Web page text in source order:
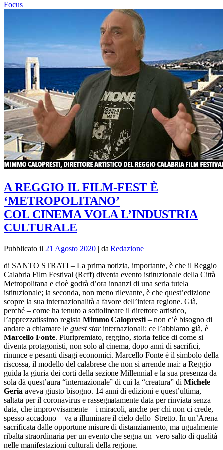
Focus
A REGGIO IL FILM-FEST È
‘METROPOLITANO’
COL CINEMA VOLA L’INDUSTRIA
CULTURALE
Pubblicato il 21 Agosto 2020 | da Redazione
di SANTO STRATI – La prima notizia, importante, è che il Reggio
Calabria Film Festival (Rcff) diventa evento istituzionale della Città
Metropolitana e cioè godrà d’ora innanzi di una seria tutela
istituzionale; la seconda, non meno rilevante, è che quest’edizione
scopre la sua internazionalità a favore dell’intera regione. Già,
perché – come ha tenuto a sottolineare il direttore artistico,
l’apprezzatissimo regista Mimmo Calopresti – non c’è bisogno di
andare a chiamare le guest starinternazionali: ce l’abbiamo già, è
Marcello Fonte. Pluripremiato, reggino, storia felice di come si
diventa protagonisti, non solo al cinema, dopo anni di sacrifici,
rinunce e pesanti disagi economici. Marcello Fonte è il simbolo della
riscossa, il modello del calabrese che non si arrende mai: a Reggio
guida la giuria dei corti della sezione Millennial e la sua presenza da
sola dà quest’aura “internazionale” di cui la “creatura” di Michele
Geria aveva giusto bisogno. 14 anni di edizioni e quest’ultima,
saltata per il coronavirus e rassegnatamente data per rinviata senza
data, che improvvisamente – i miracoli, anche per chi non ci crede,
spesso accadono – va a illuminare il cielo dello Stretto. In un’Arena
sacrificata dalle opportune misure di distanziamento, ma ugualmente
ribalta straordinaria per un evento che segna un vero salto di qualità
nelle manifestazioni culturali della regione.